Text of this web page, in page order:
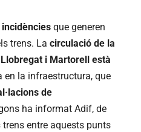
que generen
trens. La circulació de la
i Martorell està
en la infraestructura, que
de
ha informat Adif, de
entre aquests punts